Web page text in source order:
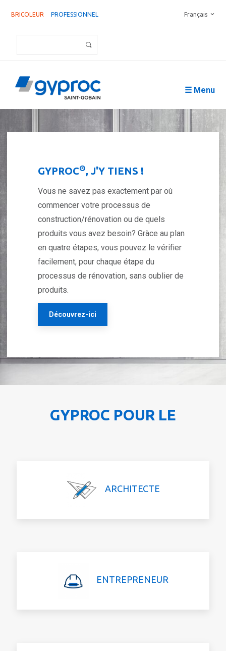
BRICOLEUR PROFESSIONNEL Français
☰ Menu
GYPROC®, J'Y TIENS !
Vous ne savez pas exactement par où
commencer votre processus de
construction/rénovation ou de quels
produits vous avez besoin? Gràce au plan
en quatre étapes, vous pouvez le vérifier
facilement, pour chaque étape du
processus de rénovation, sans oublier de
produits.
Découvrez-ici
GYPROC POUR LE
ARCHITECTE
ENTREPRENEUR